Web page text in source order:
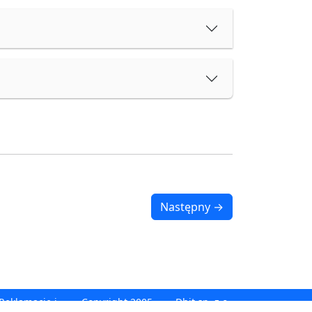
Następny →
i
Copyright 2005 -
Dhit sp. z o.